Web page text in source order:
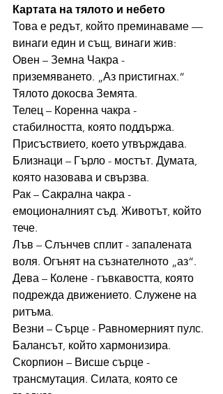
Картата на тялото и небето
Това е редът, който преминаваме —
винаги един и същ, винаги жив:
Овен – Земна Чакра -
приземяването. „Аз пристигнах.“
Тялото докосва Земята.
Телец – Коренна чакра -
стабилността, която поддържа.
Присъствието, което утвърждава.
Близнаци – Гърло - мостът. Думата,
която назовава и свързва.
Рак – Сакрална чакра -
емоционалният съд. Животът, който
тече.
Лъв – Слънчев сплит - запалената
воля. Огънят на съзнателното „аз“.
Дева – Колене - гъвкавостта, която
подрежда движението. Служене на
ритъма.
Везни – Сърце - Равномерният пулс.
Балансът, който хармонизира.
Скорпион – Висше сърце -
трансмутация. Силата, която се